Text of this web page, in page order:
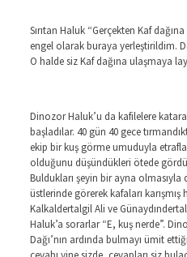
Sırıtan Haluk “Gerçekten Kaf
engel olarak buraya yerleştirildim.
O halde siz Kaf dağına ulaşmaya
Dinozor Haluk’u da kafilelere
başladılar. 40 gün 40 gece
ekip bir kuş görme umuduyla
olduğunu düşündükleri ötede
Buldukları şeyin bir ayna olmasıyla
üstlerinde görerek kafaları
Kalkaldertalgil Ali ve
Haluk’a sorarlar “E, kuş nerde”.
Dağı’nın ardında bulmayı ümit